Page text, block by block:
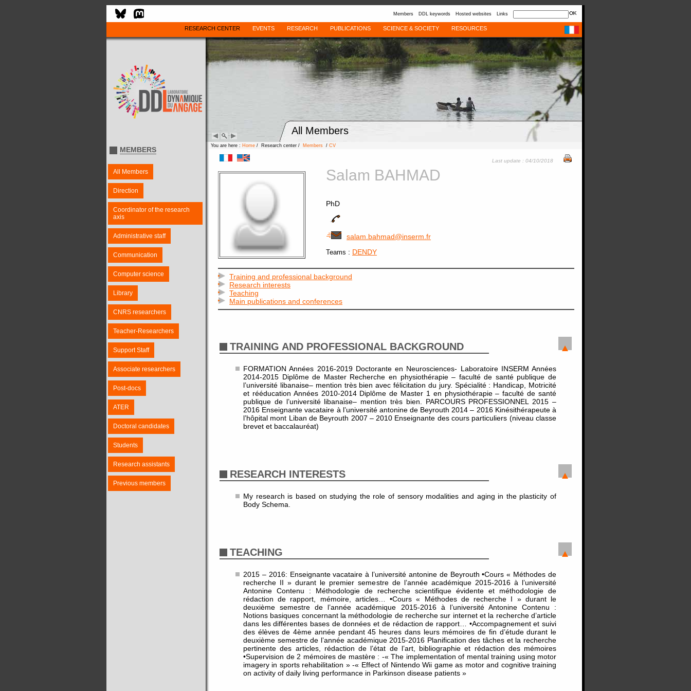
Members DDL keywords Hosted websites Links
RESEARCH CENTER EVENTS RESEARCH PUBLICATIONS SCIENCE & SOCIETY RESOURCES
All Members
MEMBERS
All Members
Direction
Coordinator of the research
axis
Administrative staff
Communication
Computer science
Library
CNRS researchers
Teacher-Researchers
Support Staff
Associate researchers
Post-docs
ATER
Doctoral candidates
Students
Research assistants
Previous members
You are here : Home / Research center / Members / CV
Last update : 04/10/2018
Salam BAHMAD
PhD
salam.bahmad@inserm.fr
Teams : DENDY
Training and professional background
Research interests
Teaching
Main publications and conferences
TRAINING AND PROFESSIONAL BACKGROUND
FORMATION Années 2016-2019 Doctorante en Neurosciences- Laboratoire INSERM Années
2014-2015 Diplôme de Master Recherche en physiothérapie – faculté de santé publique de
l’université libanaise– mention très bien avec félicitation du jury. Spécialité : Handicap, Motricité
et rééducation Années 2010-2014 Diplôme de Master 1 en physiothérapie – faculté de santé
publique de l’université libanaise– mention très bien. PARCOURS PROFESSIONNEL 2015 –
2016 Enseignante vacataire à l’université antonine de Beyrouth 2014 – 2016 Kinésithérapeute à
l’hôpital mont Liban de Beyrouth 2007 – 2010 Enseignante des cours particuliers (niveau classe
brevet et baccalauréat)
RESEARCH INTERESTS
My research is based on studying the role of sensory modalities and aging in the plasticity of
Body Schema.
TEACHING
2015 – 2016: Enseignante vacataire à l’université antonine de Beyrouth •Cours « Méthodes de
recherche II » durant le premier semestre de l’année académique 2015-2016 à l’université
Antonine Contenu : Méthodologie de recherche scientifique évidente et méthodologie de
rédaction de rapport, mémoire, articles… •Cours « Méthodes de recherche I » durant le
deuxième semestre de l’année académique 2015-2016 à l’université Antonine Contenu :
Notions basiques concernant la méthodologie de recherche sur internet et la recherche d’article
dans les différentes bases de données et de rédaction de rapport… •Accompagnement et suivi
des élèves de 4ème année pendant 45 heures dans leurs mémoires de fin d’étude durant le
deuxième semestre de l’année académique 2015-2016 Planification des tâches et la recherche
pertinente des articles, rédaction de l’état de l’art, bibliographie et rédaction des mémoires
•Supervision de 2 mémoires de mastère : -« The implementation of mental training using motor
imagery in sports rehabilitation » -« Effect of Nintendo Wii game as motor and cognitive training
on activity of daily living performance in Parkinson disease patients »